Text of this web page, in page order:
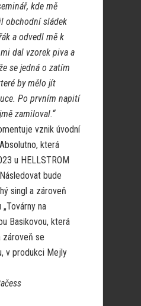
kde mě
obchodní sládek
a odvedl mě k
dal vzorek piva a
se jedná o zatím
by mělo jít
Po prvním napití
zamiloval.“
vznik úvodní
která
u HELLSTROM
bude
singl a zároveň
na
Basikovou, která
zároveň se
v produkci Mejly